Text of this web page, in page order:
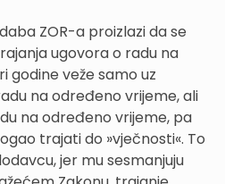
ZOR-a proizlazi da se
ugovora o radu na
godine veže samo uz
na određeno vrijeme, ali
na određeno vrijeme, pa
trajati do »vječnosti«. To
jer mu sesmanjuju